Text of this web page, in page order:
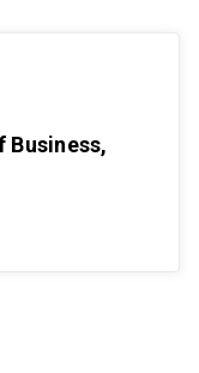
Business,